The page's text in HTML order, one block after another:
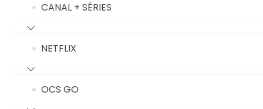
CANAL + SÉRIES
NETFLIX
OCS GO